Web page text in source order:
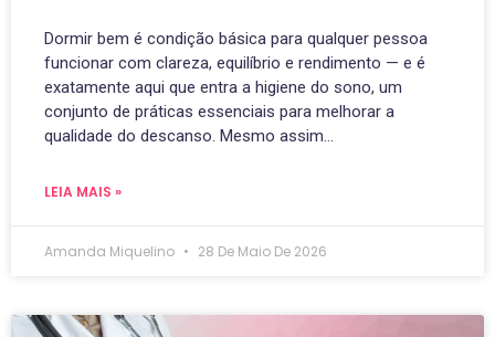
Dormir bem é condição básica para qualquer pessoa
funcionar com clareza, equilíbrio e rendimento — e é
exatamente aqui que entra a higiene do sono, um
conjunto de práticas essenciais para melhorar a
qualidade do descanso. Mesmo assim…
LEIA MAIS »
Amanda Miquelino 28 De Maio De 2026